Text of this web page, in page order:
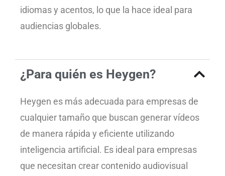
idiomas y acentos, lo que la hace ideal para
audiencias globales.
¿Para quién es Heygen?
Heygen es más adecuada para empresas de
cualquier tamaño que buscan generar vídeos
de manera rápida y eficiente utilizando
inteligencia artificial. Es ideal para empresas
que necesitan crear contenido audiovisual